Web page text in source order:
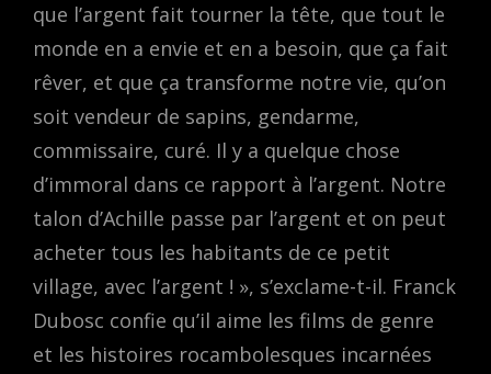
que l’argent fait tourner la tête, que tout le
monde en a envie et en a besoin, que ça fait
rêver, et que ça transforme notre vie, qu’on
soit vendeur de sapins, gendarme,
commissaire, curé. Il y a quelque chose
d’immoral dans ce rapport à l’argent. Notre
talon d’Achille passe par l’argent et on peut
acheter tous les habitants de ce petit
village, avec l’argent ! », s’exclame-t-il. Franck
Dubosc confie qu’il aime les films de genre
et les histoires rocambolesques incarnées